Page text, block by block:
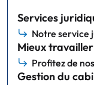
Services
Notre service
Mieux travailler
Profitez de
Gestion du